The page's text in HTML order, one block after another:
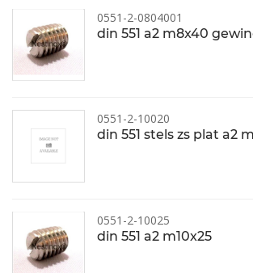
0551-2-0804001
din 551 a2 m8x40
0551-2-10020
din 551 stels zs plat a2
0551-2-10025
din 551 a2 m10x25